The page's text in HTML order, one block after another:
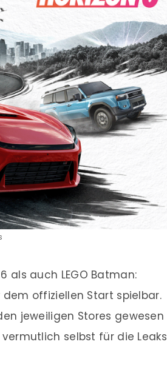
als auch LEGO Batman:
offiziellen Start spielbar.
jeweiligen Stores gewesen
selbst für die Leaks